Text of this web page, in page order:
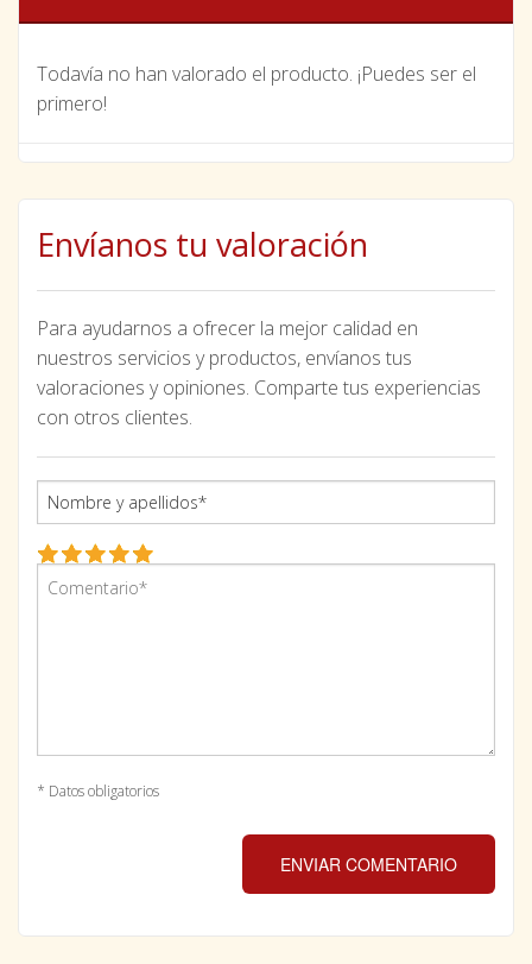
Todavía no han valorado el producto. ¡Puedes ser el
primero!
Envíanos tu valoración
Para ayudarnos a ofrecer la mejor calidad en
nuestros servicios y productos, envíanos tus
valoraciones y opiniones. Comparte tus experiencias
con otros clientes.
* Datos obligatorios
ENVIAR COMENTARIO